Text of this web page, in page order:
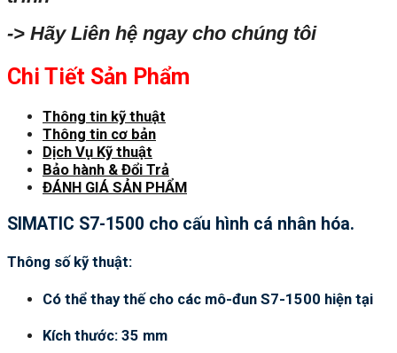
-> Hãy Liên hệ ngay cho chúng tôi
Chi Tiết Sản Phẩm
Thông tin kỹ thuật
Thông tin cơ bản
Dịch Vụ Kỹ thuật
Bảo hành & Đổi Trả
ĐÁNH GIÁ SẢN PHẨM
SIMATIC S7-1500 cho cấu hình cá nhân hóa.
Thông số kỹ thuật:
Có thể thay thế cho các mô-đun S7-1500 hiện tại
Kích thước: 35 mm